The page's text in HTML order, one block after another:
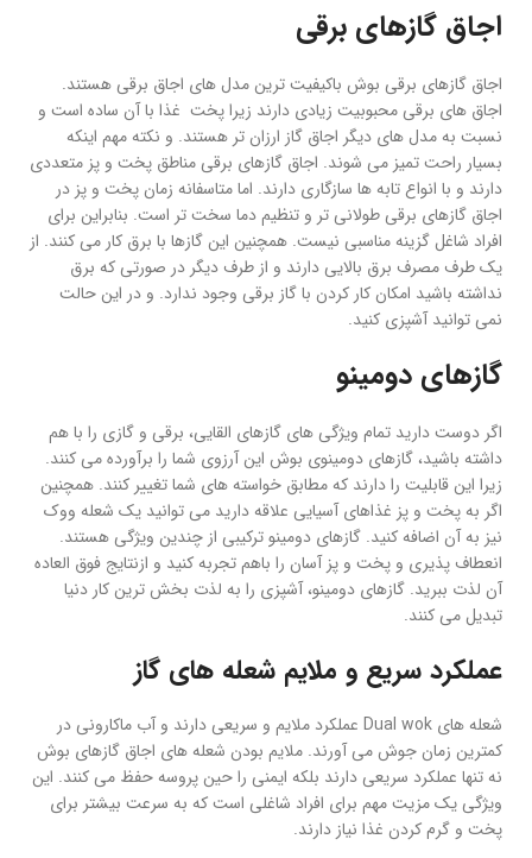
اجاق گازهای برقی
اجاق گازهای برقی بوش باکیفیت ترین مدل های اجاق برقی هستند.
اجاق های برقی محبوبیت زیادی دارند زیرا پخت غذا با آن ساده است و
نسبت به مدل های دیگر اجاق گاز ارزان تر هستند. و نکته مهم اینکه
بسیار راحت تمیز می شوند. اجاق گازهای برقی مناطق پخت و پز متعددی
دارند و با انواع تابه ها سازگاری دارند. اما متاسفانه زمان پخت و پز در
اجاق گازهای برقی طولانی تر و تنظیم دما سخت تر است. بنابراین برای
افراد شاغل گزینه مناسبی نیست. همچنین این گازها با برق کار می کنند. از
یک طرف مصرف برق بالایی دارند و از طرف دیگر در صورتی که برق
نداشته باشید امکان کار کردن با گاز برقی وجود ندارد. و در این حالت
نمی توانید آشپزی کنید.
گازهای دومینو
اگر دوست دارید تمام ویژگی های گازهای القایی، برقی و گازی را با هم
داشته باشید، گازهای دومینوی بوش این آرزوی شما را برآورده می کنند.
زیرا این قابلیت را دارند که مطابق خواسته های شما تغییر کنند. همچنین
اگر به پخت و پز غذاهای آسیایی علاقه دارید می توانید یک شعله ووک
نیز به آن اضافه کنید. گازهای دومینو ترکیبی از چندین ویژگی هستند.
انعطاف پذیری و پخت و پز آسان را باهم تجربه کنید و ازنتایج فوق العاده
آن لذت ببرید. گازهای دومینو، آشپزی را به لذت بخش ترین کار دنیا
تبدیل می کنند.
عملکرد سریع و ملایم شعله های گاز
شعله های Dual wok عملکرد ملایم و سریعی دارند و آب ماکارونی در
کمترین زمان جوش می آورند. ملایم بودن شعله های اجاق گازهای بوش
نه تنها عملکرد سریعی دارند بلکه ایمنی را حین پروسه حفظ می کنند. این
ویژگی یک مزیت مهم برای افراد شاغلی است که به سرعت بیشتر برای
پخت و گرم کردن غذا نیاز دارند.